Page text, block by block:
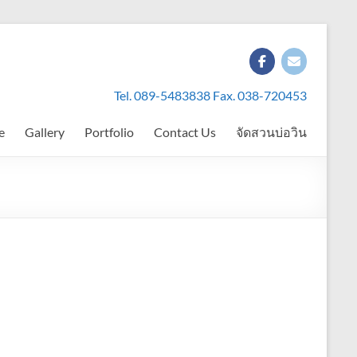
Tel. 089-5483838 Fax. 038-720453
Gallery Portfolio Contact Us จัดสวนบ่อวิน